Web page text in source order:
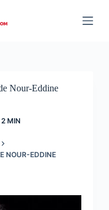
Nour-Eddine
2 MIN
NOUR-EDDINE